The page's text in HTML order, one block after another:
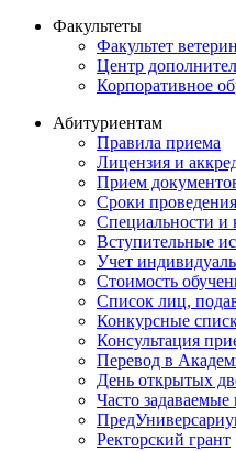
Факультеты
Факультет
Центр
Корпоративное
Абитуриентам
Правила приема
Лицензия и
Прием
Сроки
Специальности и
Вступительные
Учет
Стоимость
Список лиц,
Конкурсные
Консультация
Перевод в
День открытых
Часто
Ректорский грант